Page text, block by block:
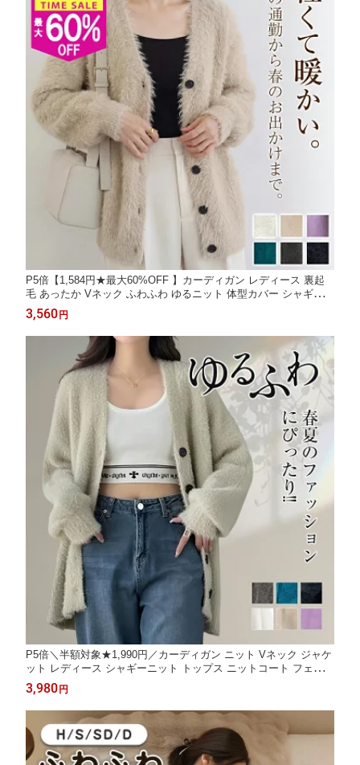
P5倍【1,584円★最大60%OFF 】カーディガン レディース 裏起
毛 あったか Vネック ふわふわ ゆるニット 体型カバー シャギーニ
ット フェザーカーディガン ニットコート 通勤カーディガン ママ
コーデ プレゼント 大きいサイズ 秋冬 防寒
3,560 円
P5倍＼半額対象★1,990円／カーディガン ニット Vネック ジャケ
ット レディース シャギーニット トップス ニットコート フェザー
カーディガン ニットカーデ ゆるニット 体型カバー プルオーバー
ふわふわ あったか 防寒 春 秋 冬
3,980 円